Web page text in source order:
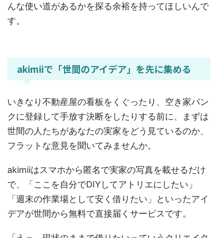
んな使い道があるかを探る余裕を持ってほしいんで
す。
akimiiで「世間のアイデア」を先に集める
いきなり不動産屋の看板をくぐったり、空き家バン
クに登録して手放す決断をしたりする前に、まずは
世間の人たちがあなたの実家をどう見ているのか、
フラットな意見を聞いてみませんか。
akimiiはスマホから匿名で実家の写真を載せるだけ
で、「ここを自分でDIYしてアトリエにしたい」
「週末の作業場として安く借りたい」といったアイ
デアが世間から無料で直接届くサービスです。